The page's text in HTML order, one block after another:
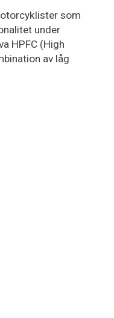
som
under
HPFC (High
av låg